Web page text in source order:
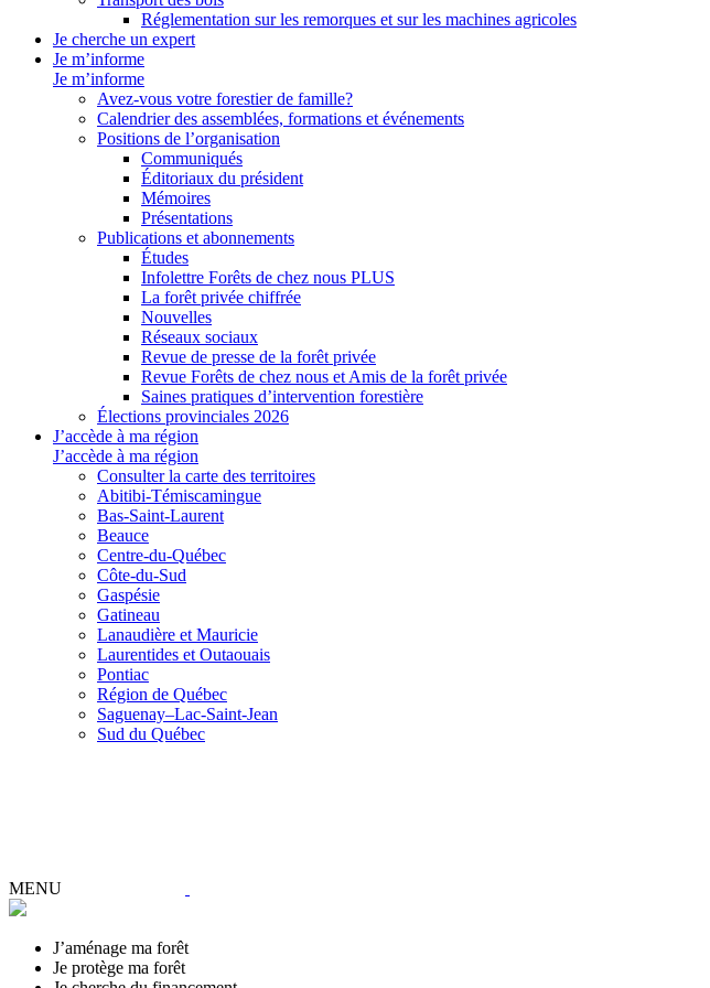
Réglementation sur les remorques et sur les machines agricoles
Je cherche un expert
Je m’informe
Je m’informe
Avez-vous votre forestier de famille?
Calendrier des assemblées, formations et événements
Positions de l’organisation
Communiqués
Éditoriaux du président
Mémoires
Présentations
Publications et abonnements
Études
Infolettre Forêts de chez nous PLUS
La forêt privée chiffrée
Nouvelles
Réseaux sociaux
Revue de presse de la forêt privée
Revue Forêts de chez nous et Amis de la forêt privée
Saines pratiques d’intervention forestière
Élections provinciales 2026
J’accède à ma région
J’accède à ma région
Consulter la carte des territoires
Abitibi-Témiscamingue
Bas-Saint-Laurent
Beauce
Centre-du-Québec
Côte-du-Sud
Gaspésie
Gatineau
Lanaudière et Mauricie
Laurentides et Outaouais
Pontiac
Région de Québec
Saguenay–Lac-Saint-Jean
Sud du Québec
MENU
J’aménage ma forêt
Je protège ma forêt